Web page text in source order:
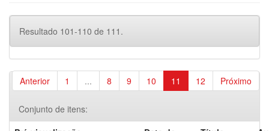
Resultado 101-110 de 111.
Anterior 1 ... 8 9 10 11 12 Próximo
Conjunto de itens: